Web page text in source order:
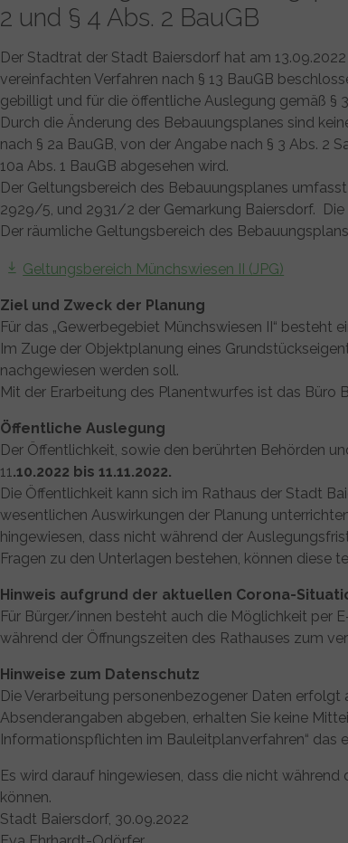
2 und § 4 Abs. 2 BauGB
Der Stadtrat der Stadt Baiersdorf hat am
vereinfachten Verfahren nach § 13 BauGB
gebilligt und für die öffentliche Auslegung gemäß §
Durch die Änderung des Bebauungsplanes sind
nach § 2a BauGB, von der Angabe nach § 3 Abs.
10a Abs. 1 BauGB abgesehen wird.
Der Geltungsbereich des Bebauungsplanes
2929/5, und 2931/2 der Gemarkung Baiersdorf.
Der räumliche Geltungsbereich des
Geltungsbereich Münchswiesen II (JPG)
Ziel und Zweck der Planung
Für das „Gewerbegebiet Münchswiesen II“
Im Zuge der Objektplanung eines
nachgewiesen werden soll.
Mit der Erarbeitung des Planentwurfes ist das Büro
Öffentliche Auslegung
Der Öffentlichkeit, sowie den berührten Behörden
11.10.2022 bis 11.11.2022.
Die Öffentlichkeit kann sich im Rathaus der Stadt
wesentlichen Auswirkungen der Planung
hingewiesen, dass nicht während der
Fragen zu den Unterlagen bestehen, können diese
Hinweis aufgrund der aktuellen Corona-
Für Bürger/innen besteht auch die Möglichkeit per
während der Öffnungszeiten des Rathauses zum
Hinweise zum Datenschutz
Die Verarbeitung personenbezogener Daten erfolgt
Absenderangaben abgeben, erhalten Sie keine
Informationspflichten im Bauleitplanverfahren“ das
Es wird darauf hingewiesen, dass die nicht
können.
Stadt Baiersdorf, 30.09.2022